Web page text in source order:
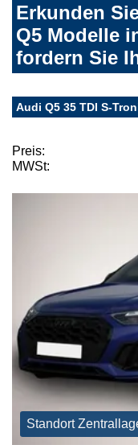
Erkunden
Q5 Modelle
fordern Sie
Audi Q5 35 TDI S-
Preis:
MWSt:
Standort